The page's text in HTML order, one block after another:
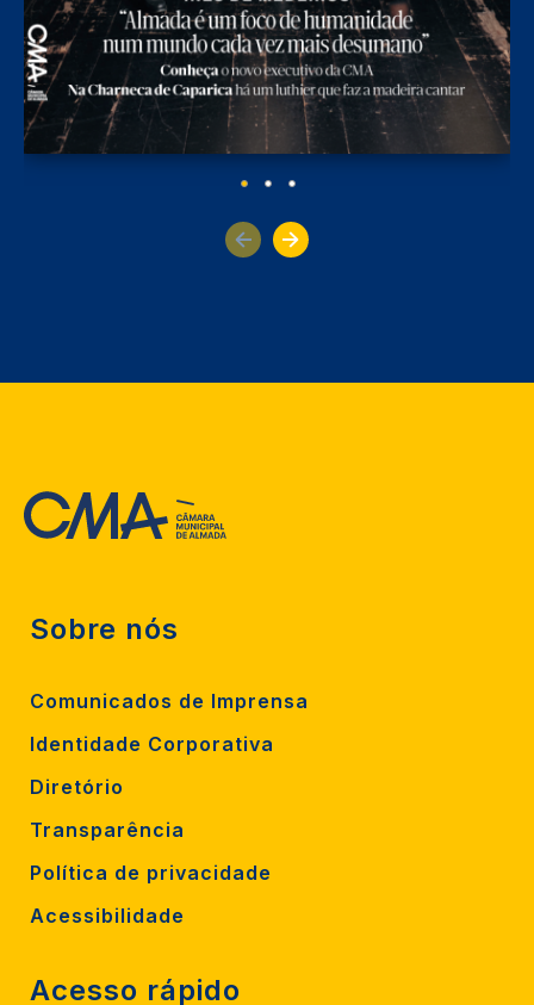
Sobre nós
Comunicados de Imprensa
Identidade Corporativa
Diretório
Transparência
Política de privacidade
Acessibilidade
Acesso rápido